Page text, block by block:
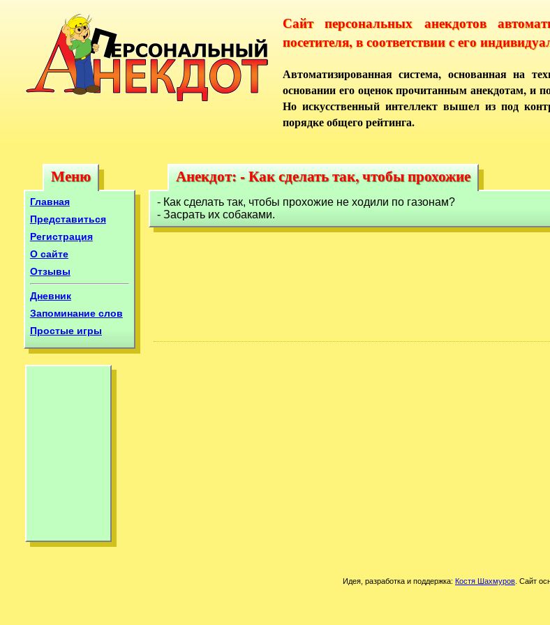
Сайт персональных анекдотов
посетителя, в соответствии с его
Автоматизированная система, основанная на
основании его оценок прочитанным анекдотам, и
Но искусственный интеллект вышел из под
порядке общего рейтинга.
Меню
Меню
Главная
Представиться
Регистрация
О сайте
Отзывы
Дневник
Запоминание слов
Простые игры
Анекдот: - Как сделать так, чтобы прохожие
Анекдот: - Как сделать так, чтобы прохожие
- Как сделать так, чтобы прохожие не ходили по газонам?
- Засрать их собаками.
Идея, разработка и поддержка: Костя Шахмуров . Сайт